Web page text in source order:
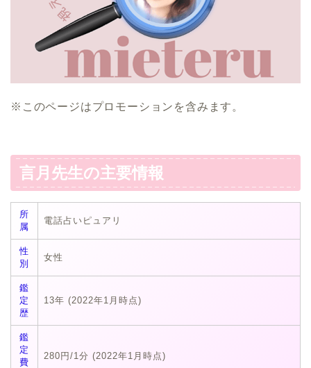
※このページはプロモーションを含みます。
言月先生の主要情報
所
属
電話占いピュアリ
性
別
女性
鑑
定
歴
13年 (2022年1月時点)
鑑
定
費
280円/1分 (2022年1月時点)